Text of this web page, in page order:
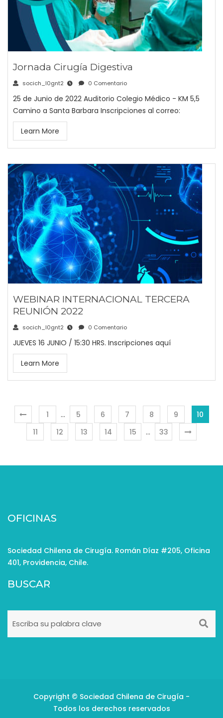
Jornada Cirugía Digestiva
socich_l0gnt2 0 Comentario
25 de Junio de 2022 Auditorio Colegio Médico - KM 5,5
Camino a Santa Barbara Inscripciones al correo:
Learn More
WEBINAR INTERNACIONAL TERCERA
REUNIÓN 2022
socich_l0gnt2 0 Comentario
JUEVES 16 JUNIO / 15:30 HRS. Inscripciones aquí
Learn More
1 … 5 6 7 8 9
10
11
12 13 14 15 … 33
OFICINAS
Sociedad Chilena de Cirugía. Román Díaz #205, Oficina
401, Providencia, Chile.
BUSCAR
Copyright © Sociedad Chilena de Cirugía -
Todos los derechos reservados